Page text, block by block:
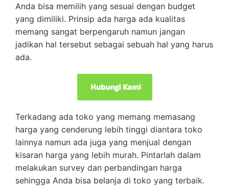
Anda bisa memilih yang sesuai dengan budget
yang dimiliki. Prinsip ada harga ada kualitas
memang sangat berpengaruh namun jangan
jadikan hal tersebut sebagai sebuah hal yang harus
ada.
Terkadang ada toko yang memang memasang
harga yang cenderung lebih tinggi diantara toko
lainnya namun ada juga yang menjual dengan
kisaran harga yang lebih murah. Pintarlah dalam
melakukan survey dan perbandingan harga
sehingga Anda bisa belanja di toko yang terbaik.